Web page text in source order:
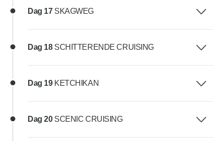
Dag 17 SKAGWEG
Dag 18 SCHITTERENDE CRUISING
Dag 19 KETCHIKAN
Dag 20 SCENIC CRUISING